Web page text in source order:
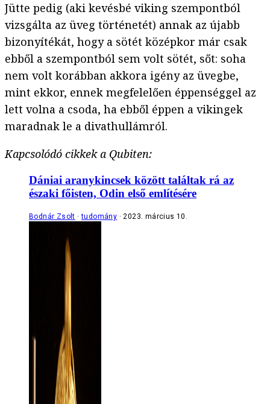
Jütte pedig (aki kevésbé viking szempontból
vizsgálta az üveg történetét) annak az újabb
bizonyítékát, hogy a sötét középkor már csak
ebből a szempontból sem volt sötét, sőt: soha
nem volt korábban akkora igény az üvegbe,
mint ekkor, ennek megfelelően éppenséggel az
lett volna a csoda, ha ebből éppen a vikingek
maradnak le a divathullámról.
Kapcsolódó cikkek a Qubiten:
Dániai aranykincsek között találtak rá az
északi főisten, Odin első említésére
Bodnár Zsolt tudomány 2023. március 10.